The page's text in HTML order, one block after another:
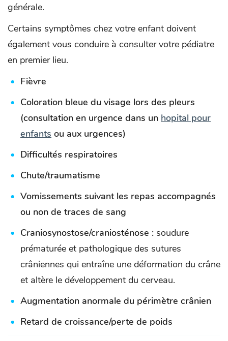
générale.
Certains symptômes chez votre enfant doivent
également vous conduire à consulter votre pédiatre
en premier lieu.
Fièvre
Coloration bleue du visage lors des pleurs
(consultation en urgence dans un hopital pour
enfants ou aux urgences)
Difficultés respiratoires
Chute/traumatisme
Vomissements suivant les repas accompagnés
ou non de traces de sang
Craniosynostose/craniosténose : soudure
prématurée et pathologique des sutures
crâniennes qui entraîne une déformation du crâne
et altère le développement du cerveau.
Augmentation anormale du périmètre crânien
Retard de croissance/perte de poids